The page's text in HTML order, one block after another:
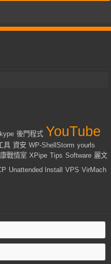
後門程式 YouTube
具 資安 WP-ShellStorm yourls
戰情室 XPipe Tips Software 麗文
Unattended Install VPS VirMach